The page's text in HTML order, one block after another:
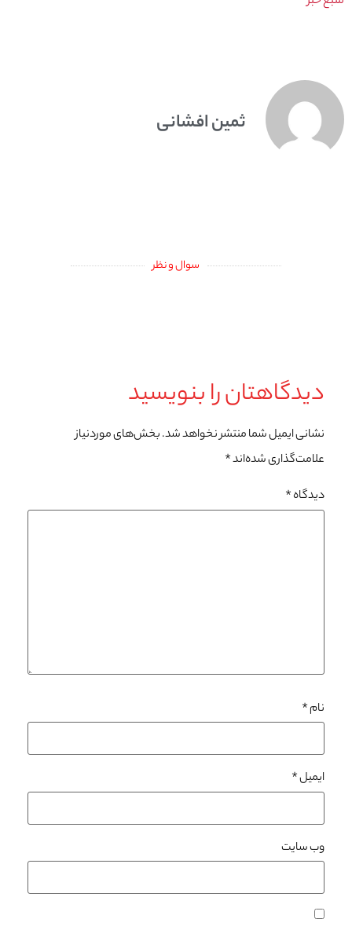
ثمین افشانی
سوال و نظر
دیدگاهتان را بنویسید
نشانی ایمیل شما منتشر نخواهد شد.بخش‌های موردنیاز
علامت‌گذاری شده‌اند*
دیدگاه*
نام*
ایمیل*
وب‌ سایت